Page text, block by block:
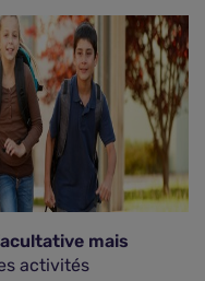
mais
activités